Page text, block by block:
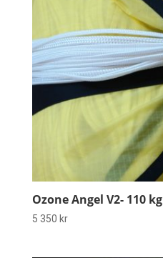
Ozone Angel V2- 110 kg
5 350 kr